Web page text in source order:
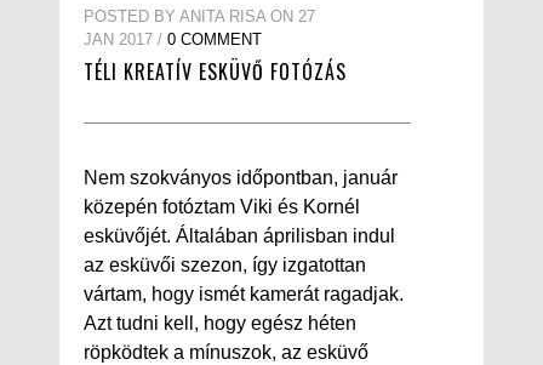
POSTED BY ANITA RISA ON 27
JAN 2017 / 0 COMMENT
TÉLI KREATÍV ESKÜVŐ FOTÓZÁS
Nem szokványos időpontban, január
közepén fotóztam Viki és Kornél
esküvőjét. Általában áprilisban indul
az esküvői szezon, így izgatottan
vártam, hogy ismét kamerát ragadjak.
Azt tudni kell, hogy egész héten
röpködtek a mínuszok, az esküvő